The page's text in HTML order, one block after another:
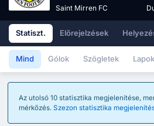
Saint Mirren FC
Statiszt. Előrejelzések
Mind Gólok Szögletek Lapok
Az utolsó 10 statisztika megjelenítése,
mérkőzés. Szezon statisztika